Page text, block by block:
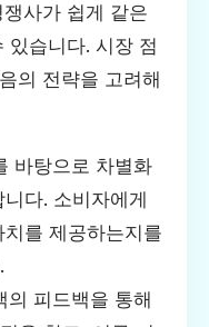
사가 쉽게 같은
있습니다. 시장 점
의 전략을 고려해
바탕으로 차별화
다. 소비자에게
를 제공하는지를
의 피드백을 통해